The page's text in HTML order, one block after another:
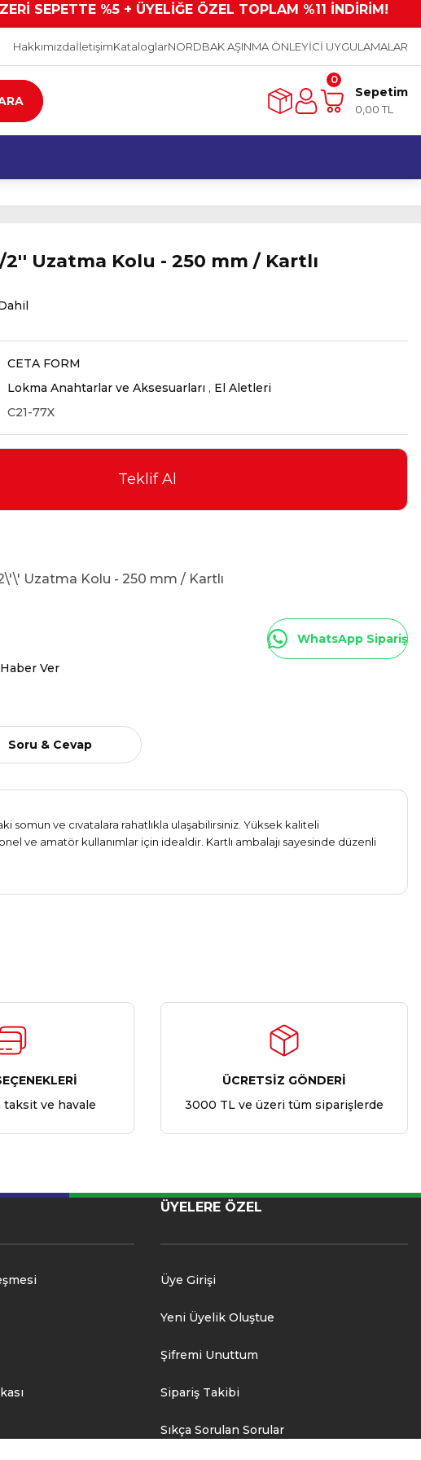
SEPETTE %5 + ÜYELİĞE ÖZEL TOPLAM %11 İNDİRİM!
HakkımızdaİletişimKataloglarNORDBAK AŞINMA ÖNLEYİCİ UYGULAMALAR
0
Sepetim
0,00 TL
2'' Uzatma Kolu - 250 mm / Kartlı
CETA FORM
Lokma Anahtarlar ve Aksesuarları , El Aletleri
C21-77X
Teklif Al
Uzatma Kolu - 250 mm / Kartlı
WhatsApp Sipariş
Ver
Soru & Cevap
somun ve cıvatalara rahatlıkla ulaşabilirsiniz. Yüksek kaliteli
ve amatör kullanımlar için idealdir. Kartlı ambalajı sayesinde düzenli
taksit ve havale
ÜCRETSİZ GÖNDERİ
3000 TL ve üzeri tüm siparişlerde
ÜYELERE ÖZEL
Üye Girişi
Yeni Üyelik Oluştue
Şifremi Unuttum
Sipariş Takibi
Sıkça Sorulan Sorular